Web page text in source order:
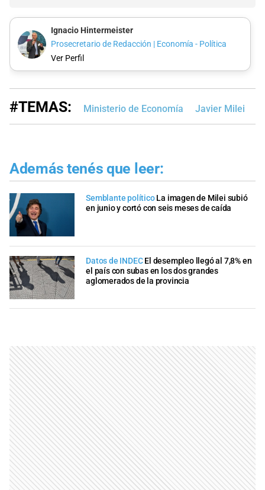
Ignacio Hintermeister
Prosecretario de Redacción | Economía - Política
Ver Perfil
#TEMAS: Ministerio de Economía Javier Milei
Además tenés que leer:
Semblante político La imagen de Milei subió
en junio y cortó con seis meses de caída
Datos de INDEC El desempleo llegó al 7,8% en
el país con subas en los dos grandes
aglomerados de la provincia